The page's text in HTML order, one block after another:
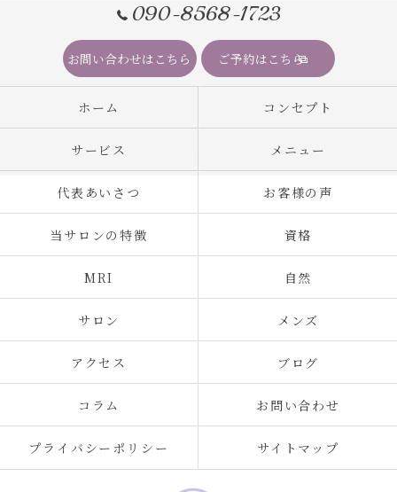
090-8568-1723
お問い合わせはこちら ご予約はこちら
ホーム コンセプト
サービス メニュー
代表あいさつ お客様の声
当サロンの特徴 資格
MRI 自然
サロン メンズ
アクセス ブログ
コラム お問い合わせ
プライバシーポリシー サイトマップ